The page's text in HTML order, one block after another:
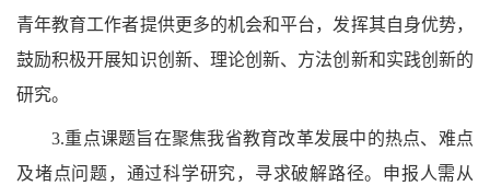
青年教育工作者提供更多的机会和平台，发挥其自身优势，
鼓励积极开展知识创新、理论创新、方法创新和实践创新的
研究。
3.重点课题旨在聚焦我省教育改革发展中的热点、难点
及堵点问题，通过科学研究，寻求破解路径。申报人需从